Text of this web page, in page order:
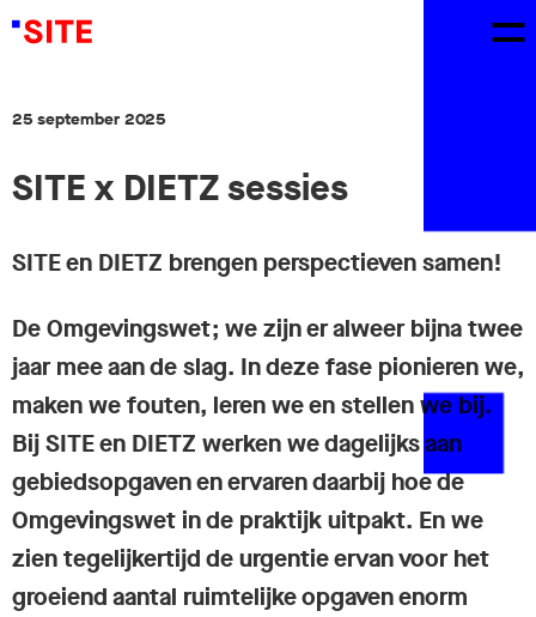
25 september 2025
SITE x DIETZ sessies
SITE en DIETZ brengen perspectieven samen!
De Omgevingswet; we zijn er alweer bijna twee
jaar mee aan de slag. In deze fase pionieren we,
maken we fouten, leren we en stellen we bij.
Bij SITE en DIETZ werken we dagelijks aan
gebiedsopgaven en ervaren daarbij hoe de
Omgevingswet in de praktijk uitpakt. En we
zien tegelijkertijd de urgentie ervan voor het
groeiend aantal ruimtelijke opgaven enorm